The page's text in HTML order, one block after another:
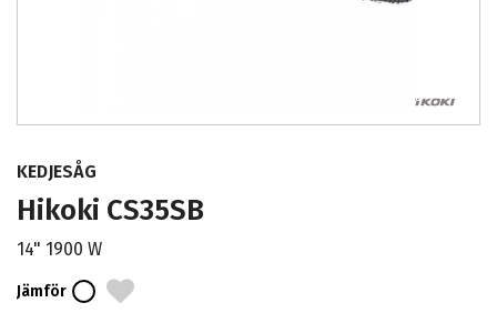
KEDJESÅG
Hikoki CS35SB
14" 1900 W
Jämför